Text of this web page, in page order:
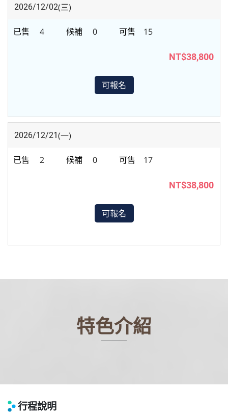
特色介紹
行程說明
2026/12/02(三)
4 0 15
NT$38,800
可報名
2026/12/21(一)
2 0 17
NT$38,800
可報名